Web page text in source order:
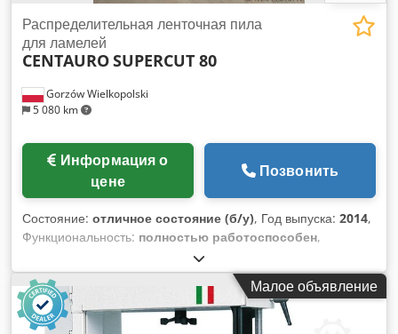
Gorzów Wielkopolski
5 080 km
Распределительная ленточная пила
для ламелей
CENTAUROSUPERCUT 80
цене
Позвонить
Состояние: отличное состояние (б/у), Год выпуска: 2014,
Функциональность: полностью работоспособен,
Продается профессиональная, мощная ленточно-пильная
машина для продольного распила (раскройный станок)
известного итальянского производителя CENTAURO S.p.A.,
модель SUPERCUT 80. Станок был произведен в 2014 году
и относится к линейке высокотехнологичных пильных
Малое объявление